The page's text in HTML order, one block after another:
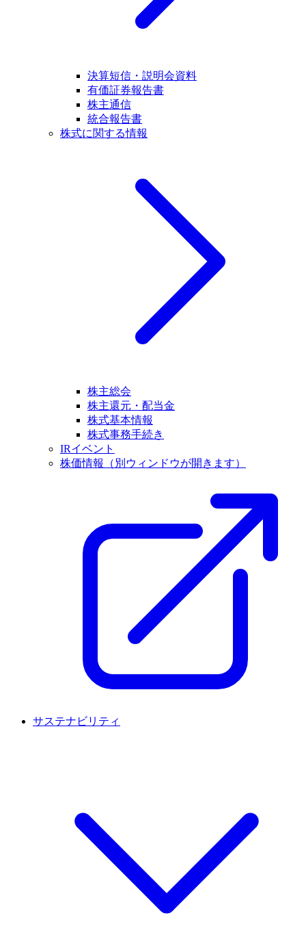
決算短信・説明会資料
有価証券報告書
株主通信
統合報告書
株式に関する情報
株主総会
株主還元・配当金
株式基本情報
株式事務手続き
IRイベント
株価情報
（別ウィンドウが開きます）
サステナビリティ